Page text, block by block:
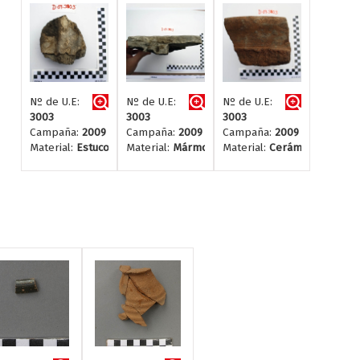
Nº de U.E:
3003
Campaña:2009
Material: Estuco
Nº de U.E:
3003
Campaña:2009
Material: Mármol
Nº de U.E:
3003
Campaña:2009
Material:Cerámica